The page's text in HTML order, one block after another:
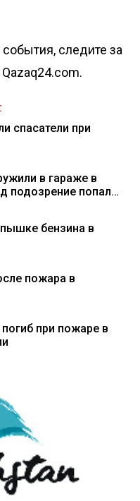
следите за
спасатели при
в гараже в
подозрение попал
бензина в
пожара в
при пожаре в